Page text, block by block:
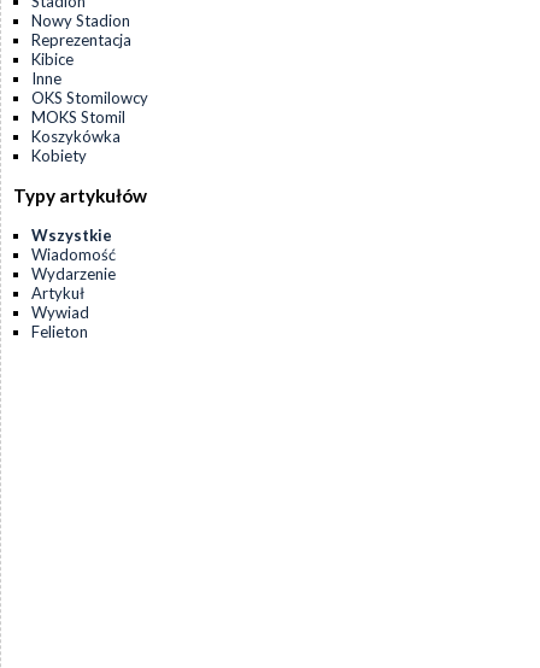
Nowy Stadion
Reprezentacja
Kibice
Inne
OKS Stomilowcy
MOKS Stomil
Koszykówka
Kobiety
Typy artykułów
Wszystkie
Wiadomość
Wydarzenie
Artykuł
Wywiad
Felieton